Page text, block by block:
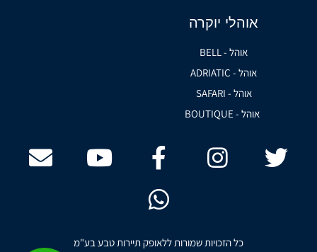
אוהלי יוקרה
אוהל - BELL
אוהל - ADRIATIC
אוהל - SAFARI
אוהל - BOUTIQUE
כל הזכויות שמורות ללאופק תיירות טבע בע"מ